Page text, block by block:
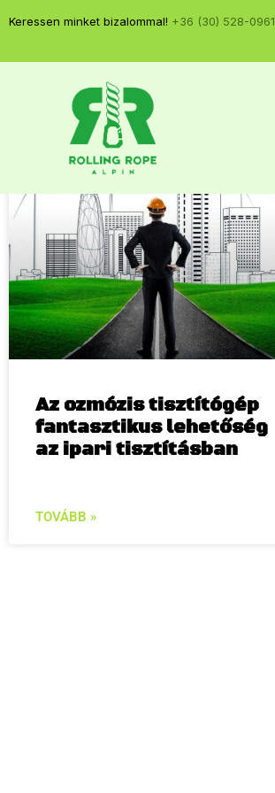
Keressen minket bizalommal! +36 (30) 528-0961
Az ozmózis tisztítógép
fantasztikus lehetőség
az ipari tisztításban
TOVÁBB »